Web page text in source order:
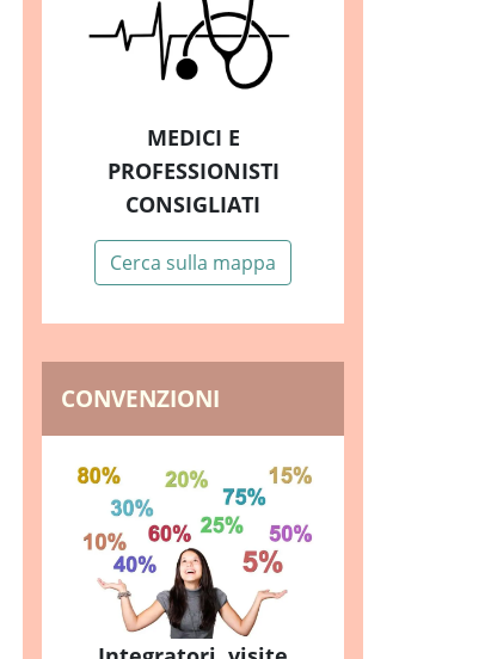
MEDICI E
PROFESSIONISTI
CONSIGLIATI
Cerca sulla mappa
CONVENZIONI